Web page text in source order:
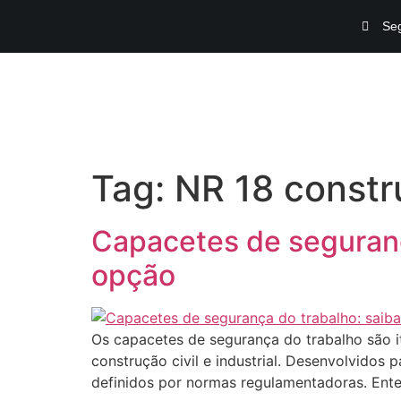
Tag: NR 18
Capacetes de
opção
Os capacetes de segurança do trabalho
construção civil e industrial. Desenvolvidos
definidos por normas regulamentadoras.